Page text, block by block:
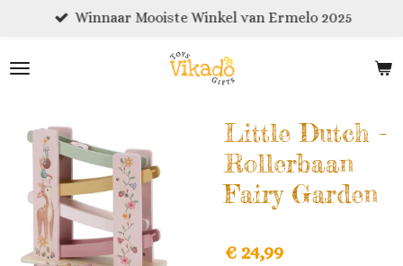
naar
Winnaar Mooiste Winkel van Ermelo 2025
Little Dutch -
Rollerbaan
Fairy Garden
€ 24,99